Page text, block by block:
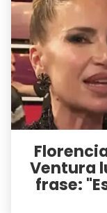
Ventura
frase: